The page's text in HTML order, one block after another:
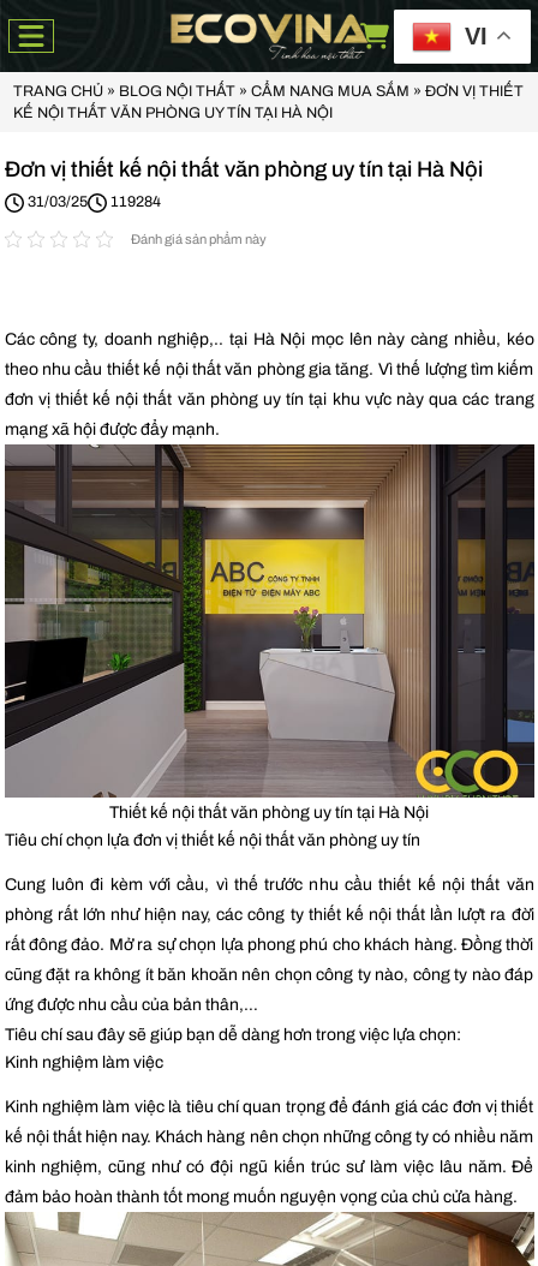
VI
TRANG CHỦ» BLOG NỘI THẤT» CẨM NANG MUA SẮM » ĐƠN VỊ THIẾT
KẾ NỘI THẤT VĂN PHÒNG UY TÍN TẠI HÀ NỘI
Đơn vị thiết kế nội thất văn phòng uy tín tại Hà Nội
31/03/25 119284
Đánh giá sản phẩm này
Các công ty, doanh nghiệp,.. tại Hà Nội mọc lên này càng nhiều, kéo
theo nhu cầu thiết kế nội thất văn phòng gia tăng. Vì thế lượng tìm kiếm
đơn vị thiết kế nội thất văn phòng uy tín tại khu vực này qua các trang
mạng xã hội được đẩy mạnh.
Thiết kế nội thất văn phòng uy tín tại Hà Nội
Tiêu chí chọn lựa đơn vị thiết kế nội thất văn phòng uy tín
Cung luôn đi kèm với cầu, vì thế trước nhu cầu thiết kế nội thất văn
phòng rất lớn như hiện nay, các công ty thiết kế nội thất lần lượt ra đời
rất đông đảo. Mở ra sự chọn lựa phong phú cho khách hàng. Đồng thời
cũng đặt ra không ít băn khoăn nên chọn công ty nào, công ty nào đáp
ứng được nhu cầu của bản thân,…
Tiêu chí sau đây sẽ giúp bạn dễ dàng hơn trong việc lựa chọn:
Kinh nghiệm làm việc
Kinh nghiệm làm việc là tiêu chí quan trọng để đánh giá các đơn vị thiết
kế nội thất hiện nay. Khách hàng nên chọn những công ty có nhiều năm
kinh nghiệm, cũng như có đội ngũ kiến trúc sư làm việc lâu năm. Để
đảm bảo hoàn thành tốt mong muốn nguyện vọng của chủ cửa hàng.